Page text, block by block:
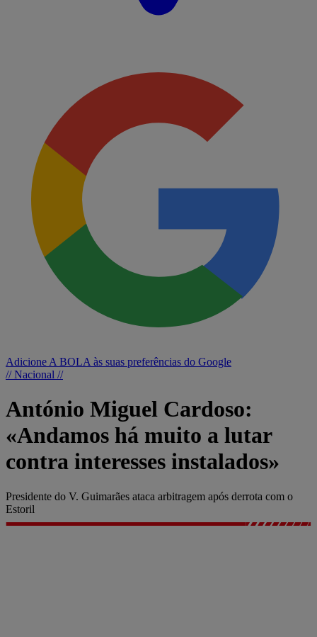
Adicione A BOLA às suas preferências do Google
// Nacional //
António Miguel Cardoso:
«Andamos há muito a lutar
contra interesses instalados»
Presidente do V. Guimarães ataca arbitragem após derrota com o
Estoril